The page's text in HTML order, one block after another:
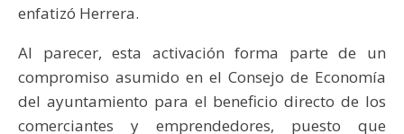
enfatizó Herrera.
Al parecer, esta activación forma parte de un
compromiso asumido en el Consejo de Economía
del ayuntamiento para el beneficio directo de los
comerciantes y emprendedores, puesto que